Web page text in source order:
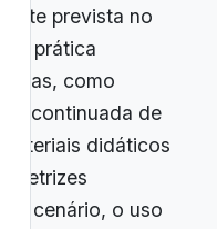
prevista no
prática
como
e continuada de
didáticos
diretrizes
cenário, o uso